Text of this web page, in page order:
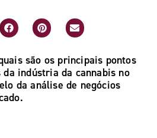
são os principais pontos
indústria da cannabis no
da análise de negócios